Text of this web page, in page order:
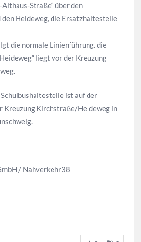
Straße“ über den
Heideweg, die Ersatzhaltestelle
die normale Linienführung, die
liegt vor der Kreuzung
Schulbushaltestelle ist auf der
Kreuzung Kirchstraße/Heideweg in
/ Nahverkehr38